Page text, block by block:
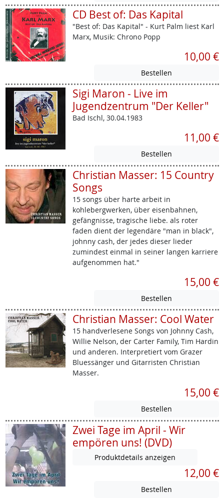
CD Best of: Das Kapital
"Best of: Das Kapital" - Kurt Palm liest Karl
Marx, Musik: Chrono Popp
10,00 €
Sigi Maron - Live im
Jugendzentrum "Der Keller"
Bad Ischl, 30.04.1983
11,00 €
Christian Masser: 15 Country
Songs
15 songs über harte arbeit in
kohlebergwerken, über eisenbahnen,
gefängnisse, tragische liebe. als roter
faden dient der legendäre "man in black",
johnny cash, der jedes dieser lieder
zumindest einmal in seiner langen karriere
aufgenommen hat."
15,00 €
Christian Masser: Cool Water
15 handverlesene Songs von Johnny Cash,
Willie Nelson, der Carter Family, Tim Hardin
und anderen. Interpretiert vom Grazer
Bluessänger und Gitarristen Christian
Masser.
15,00 €
Zwei Tage im April - Wir
empören uns! (DVD)
Produktdetails anzeigen
12,00 €